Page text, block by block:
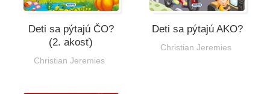
Deti sa pýtajú ČO?
(2. akosť)
Christian Jeremies
Deti sa pýtajú AKO?
Christian Jeremies